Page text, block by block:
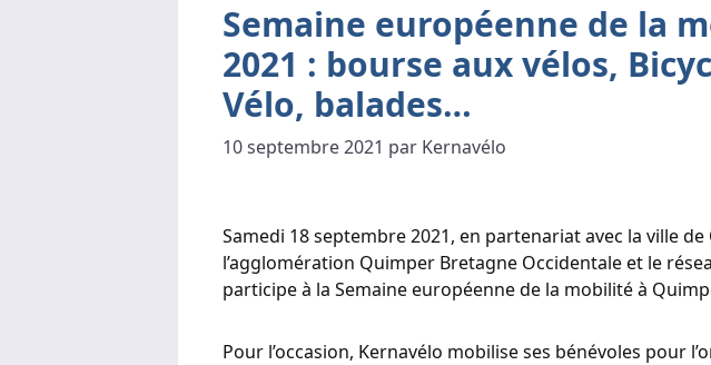
Semaine européenne de la
2021 : bourse aux vélos,
Vélo, balades…
10 septembre 2021 par Kernavélo
Samedi 18 septembre 2021, en partenariat avec la ville de
l’agglomération Quimper Bretagne Occidentale et le
participe à la Semaine européenne de la mobilité à
Pour l’occasion, Kernavélo mobilise ses bénévoles pour